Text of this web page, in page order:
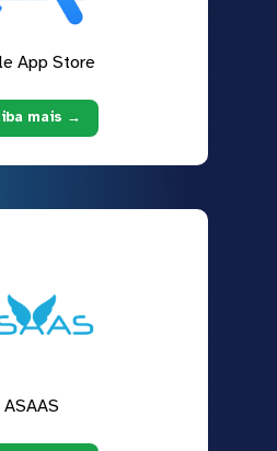
App Store
mais →
ASAAS